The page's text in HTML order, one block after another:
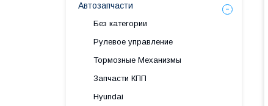
Автозапчасти
Без категории
Рулевое управление
Тормозные Механизмы
Запчасти КПП
Hyundai